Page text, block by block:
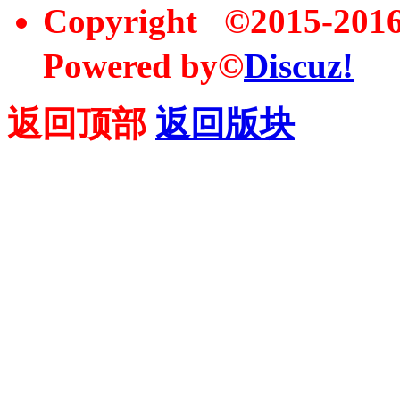
Copyright ©2015-
Powered by©Discuz!
返回顶部 返回版块